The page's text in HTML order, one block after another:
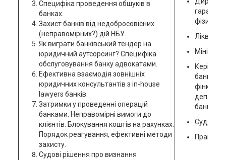
Специфіка проведення обшуків в
банках.
Захист банків від недобросовісних
(неправомірних?) дій НБУ.
Як виграти банківський тендер на
юридичний аутсорсинг? Специфіка
обслуговування банку адвокатами.
Ефективна взаємодія зовнішніх
юридичних консультантів з in-house
lawyers банків.
Затримки у проведенні операцій
банками. Неправомірні вимоги до
клієнтів. Блокування коштів на рахунках.
Порядок реагування, ефективні методи
захисту.
Судові рішення про визнання
фізичних
банків
Судді.